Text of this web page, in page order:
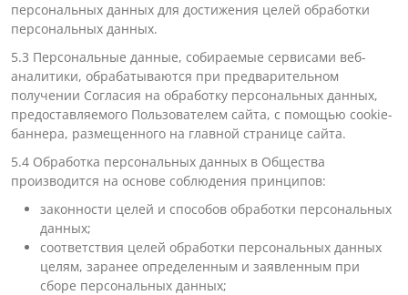
персональных данных для достижения целей обработки
персональных данных.
5.3 Персональные данные, собираемые сервисами веб-
аналитики, обрабатываются при предварительном
получении Согласия на обработку персональных данных,
предоставляемого Пользователем сайта, с помощью cookie-
баннера, размещенного на главной странице сайта.
5.4 Обработка персональных данных в Общества
производится на основе соблюдения принципов:
законности целей и способов обработки персональных
данных;
соответствия целей обработки персональных данных
целям, заранее определенным и заявленным при
сборе персональных данных;